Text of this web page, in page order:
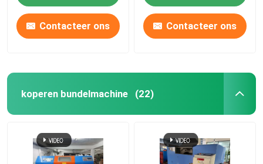
Contacteer ons Contacteer ons
koperen bundelmachine (22)